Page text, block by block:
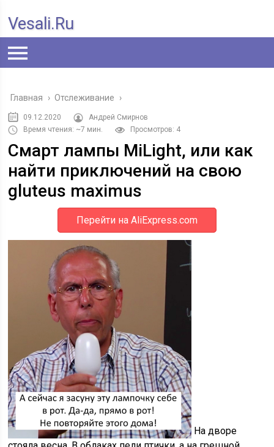
Vesali.ru
Главная › Отслеживание ›
09.12.2020
Андрей Смирнов
Время чтения: ~7 мин.
Просмотров: 4
Смарт лампы MiLight, или как
найти приключений на свою
gluteus maximus
Перейти на AliExpress.com
На дворе